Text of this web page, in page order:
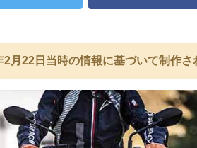
月22日当時の情報に基づいて制作さ